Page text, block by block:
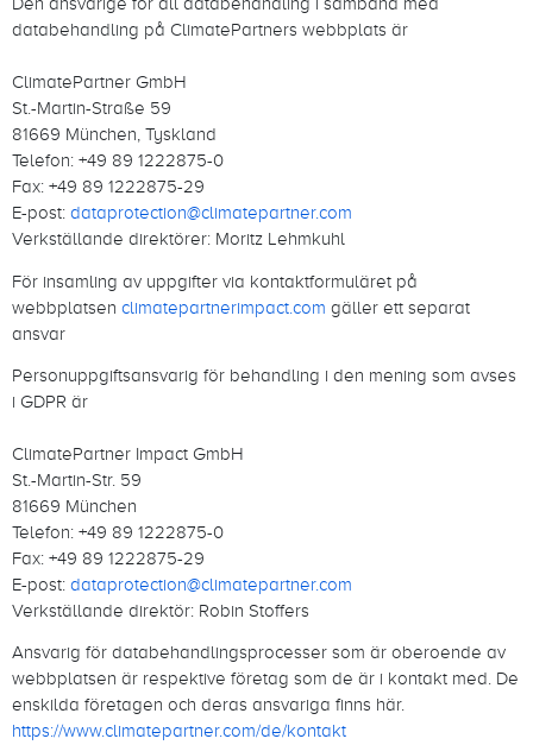
databehandling på ClimatePartners webbplats är
ClimatePartner GmbH
St.-Martin-Straße 59
81669 München, Tyskland
Telefon: +49 89 1222875-0
Fax: +49 89 1222875-29
E-post:dataprotection@climatepartner.com
Verkställande direktörer: Moritz Lehmkuhl
För insamling av uppgifter via kontaktformuläret på
webbplatsen climatepartnerimpact.com gäller ett separat
ansvar
Personuppgiftsansvarig för behandling i den mening som avses
i GDPR är
ClimatePartner Impact GmbH
St.-Martin-Str. 59
81669 München
Telefon: +49 89 1222875-0
Fax: +49 89 1222875-29
E-post:dataprotection@climatepartner.com
Verkställande direktör: Robin Stoffers
Ansvarig för databehandlingsprocesser som är oberoende av
webbplatsen är respektive företag som de är i kontakt med. De
enskilda företagen och deras ansvariga finns här.
https://www.climatepartner.com/de/kontakt